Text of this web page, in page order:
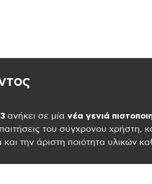
ανήκει σε μία νέα γενιά
του σύγχρονου
την άριστη ποιότητα υλικών